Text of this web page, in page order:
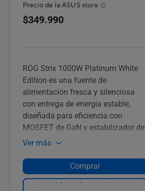
Precio de la ASUS store
$349.990
ROG Strix 1000W Platinum White
Edition es una fuente de
alimentación fresca y silenciosa
con entrega de energía estable,
diseñada para eficiencia con
MOSFET de GaN y estabilizador de
voltaje inteligente “GPU-FIRST” en
Ver más
Comprar
Más información